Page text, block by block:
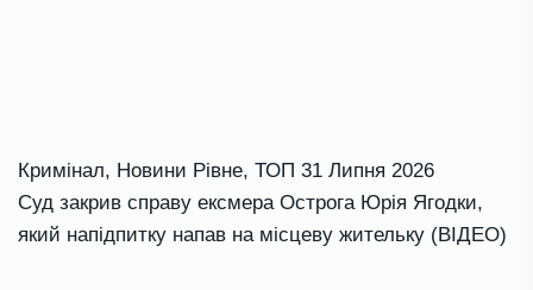
Кримінал, Новини Рівне, ТОП 31 Липня 2026
Суд закрив справу ексмера Острога Юрія Ягодки,
який напідпитку напав на місцеву жительку (ВІДЕО)